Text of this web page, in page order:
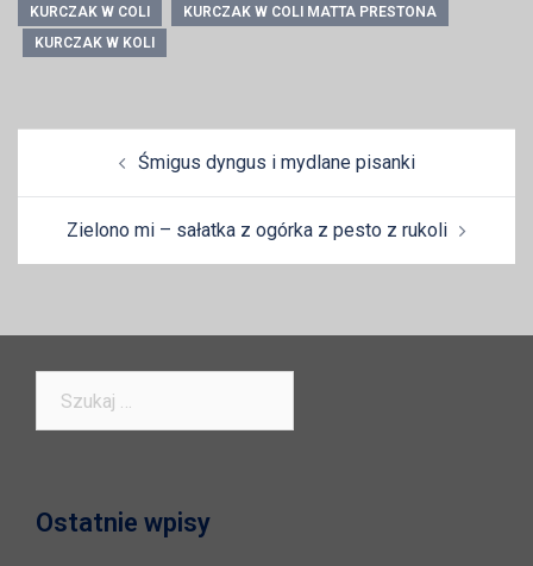
KURCZAK W COLI
KURCZAK W COLI MATTA PRESTONA
KURCZAK W KOLI
Śmigus dyngus i mydlane pisanki
Zielono mi – sałatka z ogórka z pesto z rukoli
Ostatnie wpisy